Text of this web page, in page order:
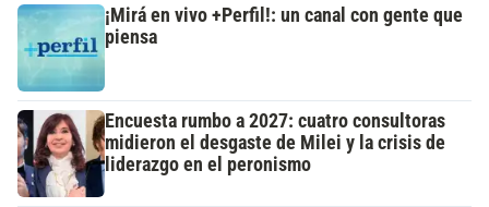
¡Mirá en vivo +Perfil!: un canal con gente que
piensa
Encuesta rumbo a 2027: cuatro consultoras
midieron el desgaste de Milei y la crisis de
liderazgo en el peronismo